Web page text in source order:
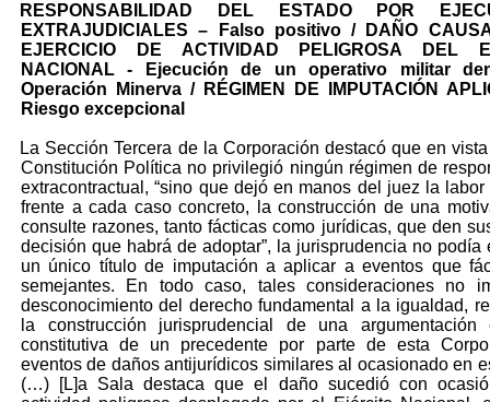
RESPONSABILIDAD DEL ESTADO POR
EXTRAJUDICIALES – Falso positivo / DAÑO
EJERCICIO DE ACTIVIDAD PELIGROSA DEL
NACIONAL - Ejecución de un operativo militar
Operación Minerva / RÉGIMEN DE IMPUTACIÓN
Riesgo excepcional
La Sección Tercera de la Corporación destacó que en
Constitución Política no privilegió ningún régimen de
extracontractual, “sino que dejó en manos del juez la labor
frente a cada caso concreto, la construcción de una
consulte razones, tanto fácticas como jurídicas, que den
decisión que habrá de adoptar”, la jurisprudencia no podía
un único título de imputación a aplicar a eventos que
semejantes. En todo caso, tales consideraciones no
desconocimiento del derecho fundamental a la igualdad,
la construcción jurisprudencial de una argumentación
constitutiva de un precedente por parte de esta
eventos de daños antijurídicos similares al ocasionado en
(…) [L]a Sala destaca que el daño sucedió con